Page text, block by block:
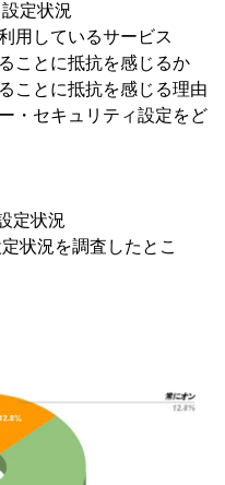
定状況
用しているサービス
ことに抵抗を感じるか
ことに抵抗を感じる理由
・セキュリティ設定をど
定状況
状況を調査したとこ